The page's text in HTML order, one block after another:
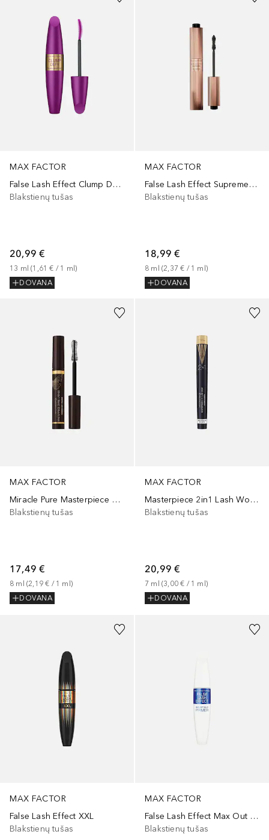
MAX FACTOR
False Lash Effect Clump Defy
Blakstienų tušas
20,99 €
13 ml (1,61 € / 1 ml)
DOVANA
MAX FACTOR
False Lash Effect Supreme Recharge Mascara
Blakstienų tušas
18,99 €
8 ml (2,37 € / 1 ml)
DOVANA
MAX FACTOR
Miracle Pure Masterpiece Divine Lashes
Blakstienų tušas
17,49 €
8 ml (2,19 € / 1 ml)
DOVANA
MAX FACTOR
Masterpiece 2in1 Lash Wow Shade Extension
Blakstienų tušas
20,99 €
7 ml (3,00 € / 1 ml)
DOVANA
MAX FACTOR
False Lash Effect XXL
Blakstienų tušas
MAX FACTOR
False Lash Effect Max Out Blue Primer
Blakstienų tušas